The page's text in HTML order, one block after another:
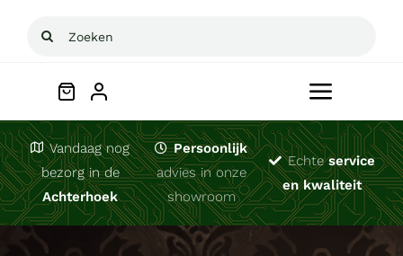
Zoeken
Toggle
Welkom
Computerhulp
Vandaag nog
bezorg in de
Achterhoek
Persoonlijk
advies in onze
showroom
Echteservice
en kwaliteit